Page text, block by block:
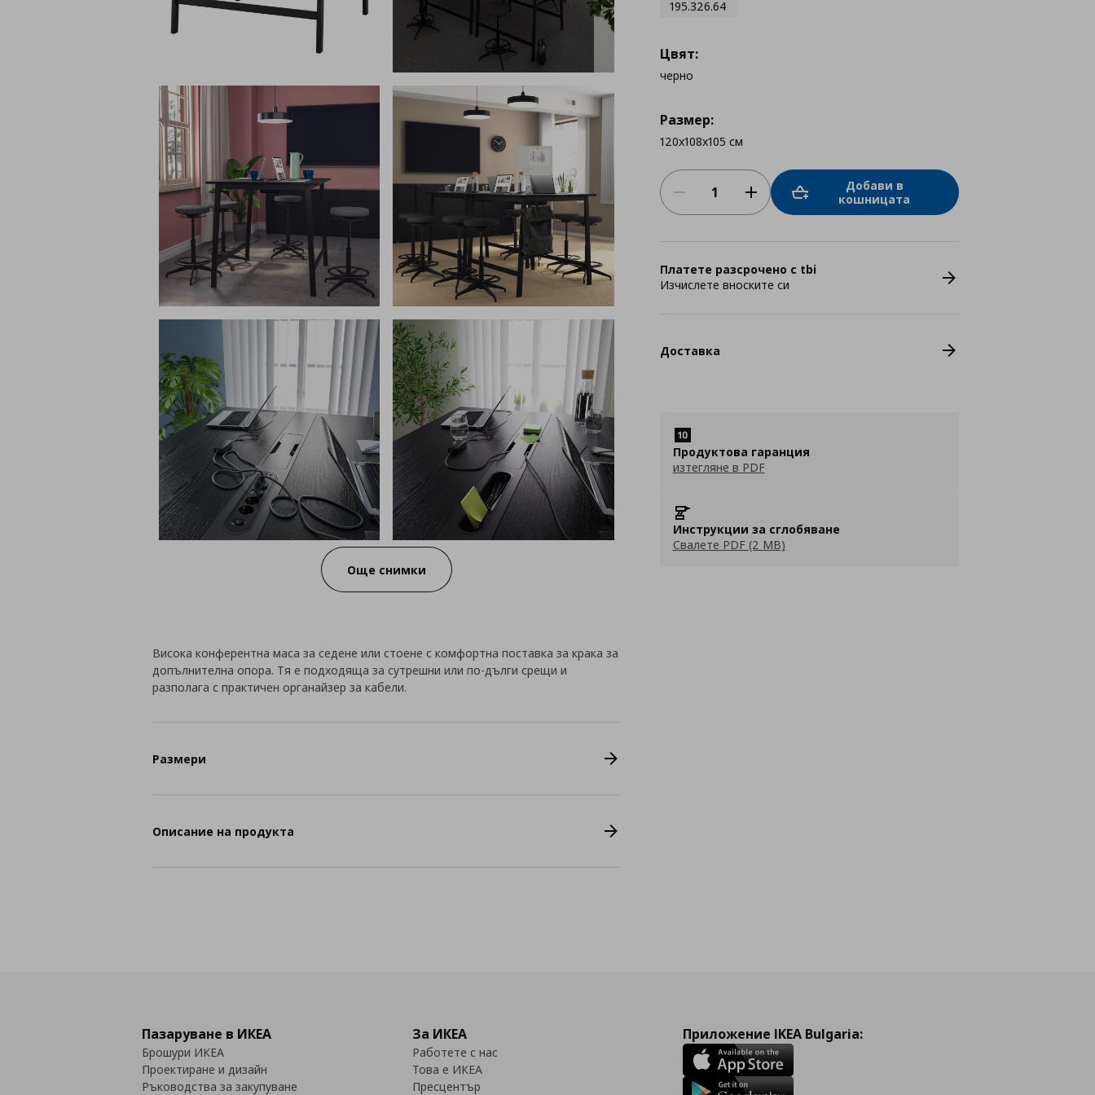
Още снимки
195.326.64
Цвят:
черно
Размер:
120x108x105 см
Добави в
кошницата
Платете разсрочено с tbi
Изчислете вноските си
Доставка
Продуктова гаранция
изтегляне в PDF
Инструкции за сглобяване
Свалете PDF (2 MB)
Висока конферентна маса за седене или стоене с комфортна поставка за крака за
допълнителна опора. Тя е подходяща за сутрешни или по-дълги срещи и
разполага с практичен органайзер за кабели.
Размери
Описание на продукта
Пазаруване в ИКЕА
Брошури ИКЕА
Проектиране и дизайн
Ръководства за закупуване
За ИКЕА
Работете с нас
Това е ИКЕА
Пресцентър
Приложение IKEA Bulgaria: